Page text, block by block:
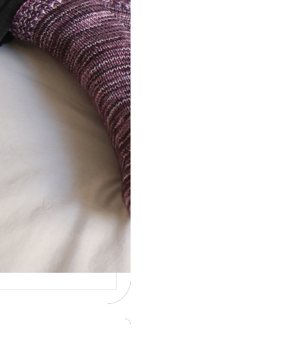
{Tricot} Le défi 2026 :
Je tricote mes
socquettes
C’est la 4ème année
consécutive que
j’organise un défi de…